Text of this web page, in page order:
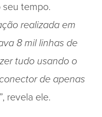
seu tempo.
realizada em
8 mil linhas de
tudo usando o
de apenas
”, revela ele.